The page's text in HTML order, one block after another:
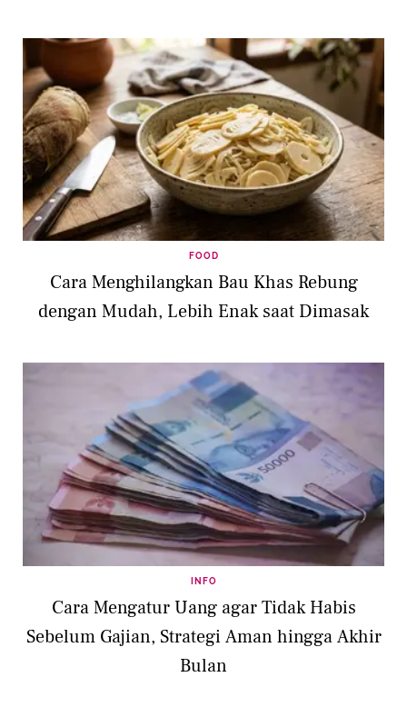
FOOD
Cara Menghilangkan Bau Khas Rebung
dengan Mudah, Lebih Enak saat Dimasak
INFO
Cara Mengatur Uang agar Tidak Habis
Sebelum Gajian, Strategi Aman hingga Akhir
Bulan